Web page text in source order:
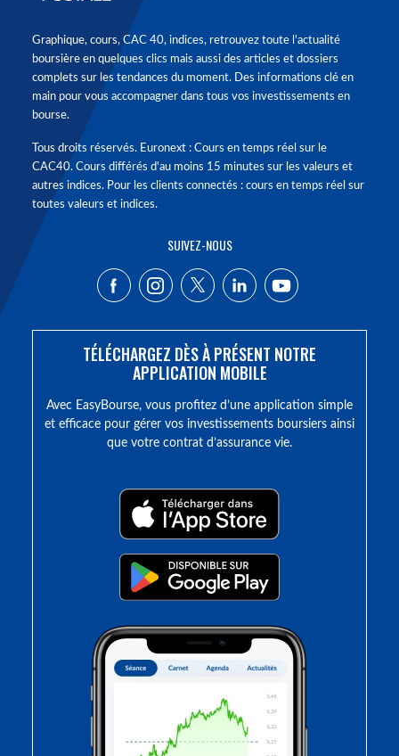
Graphique, cours, CAC 40, indices, retrouvez toute l'actualité
boursière en quelques clics mais aussi des articles et dossiers
complets sur les tendances du moment. Des informations clé en
main pour vous accompagner dans tous vos investissements en
bourse.
Tous droits réservés. Euronext : Cours en temps réel sur le
CAC40. Cours différés d'au moins 15 minutes sur les valeurs et
autres indices. Pour les clients connectés : cours en temps réel sur
toutes valeurs et indices.
SUIVEZ-NOUS
TÉLÉCHARGEZ DÈS À PRÉSENT NOTRE
APPLICATION MOBILE
Avec EasyBourse, vous profitez d’une application simple
et efficace pour gérer vos investissements boursiers ainsi
que votre contrat d’assurance vie.